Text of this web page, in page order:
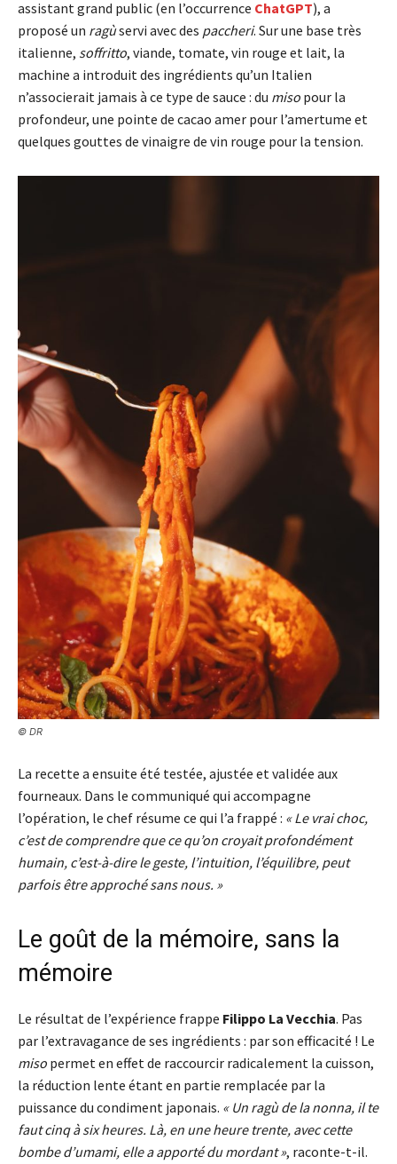
assistant grand public (en l’occurrence ChatGPT), a
proposé un ragùservi avec des paccheri. Sur une base très
italienne, soffritto, viande, tomate, vin rouge et lait, la
machine a introduit des ingrédients qu’un Italien
n’associerait jamais à ce type de sauce : du miso pour la
profondeur, une pointe de cacao amer pour l’amertume et
quelques gouttes de vinaigre de vin rouge pour la tension.
© DR
La recette a ensuite été testée, ajustée et validée aux
fourneaux. Dans le communiqué qui accompagne
l’opération, le chef résume ce qui l’a frappé : « Le vrai choc,
c’est de comprendre que ce qu’on croyait profondément
humain, c’est-à-dire le geste, l’intuition, l’équilibre, peut
parfois être approché sans nous. »
Le goût de la mémoire, sans la
mémoire
Le résultat de l’expérience frappe Filippo La Vecchia. Pas
par l’extravagance de ses ingrédients : par son efficacité ! Le
miso permet en effet de raccourcir radicalement la cuisson,
la réduction lente étant en partie remplacée par la
puissance du condiment japonais. « Un ragù de la nonna, il te
faut cinq à six heures. Là, en une heure trente, avec cette
bombe d’umami, elle a apporté du mordant », raconte-t-il.